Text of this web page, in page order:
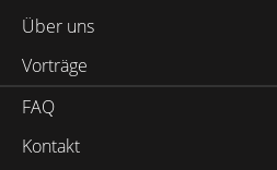
Über uns
Vorträge
FAQ
Kontakt